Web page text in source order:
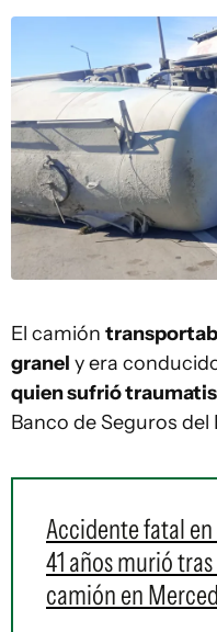
El camión
granel y era
quien sufrió
Banco de Seguros del
Accidente fatal
41 años murió
camión en